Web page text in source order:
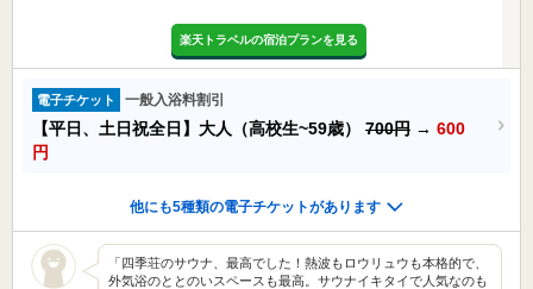
楽天トラベルの宿泊プランを見る
電子チケット 一般入浴料割引
【平日、土日祝全日】大人（高校生~59歳） 700円 → 600
円
他にも5種類の電子チケットがあります
「四季荘のサウナ、最高でした！熱波もロウリュウも本格的で、
外気浴のととのいスペースも最高。サウナイキタイで人気なのも